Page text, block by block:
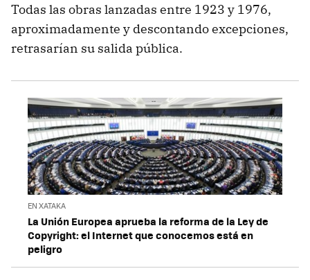
Todas las obras lanzadas entre 1923 y 1976,
aproximadamente y descontando excepciones,
retrasarían su salida pública.
EN XATAKA
La Unión Europea aprueba la reforma de la Ley de
Copyright: el Internet que conocemos está en
peligro